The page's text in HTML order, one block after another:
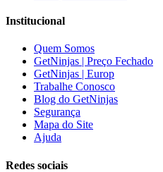
Institucional
Quem Somos
GetNinjas | Preço Fechado
GetNinjas | Europ
Trabalhe Conosco
Blog do GetNinjas
Segurança
Mapa do Site
Ajuda
Redes sociais